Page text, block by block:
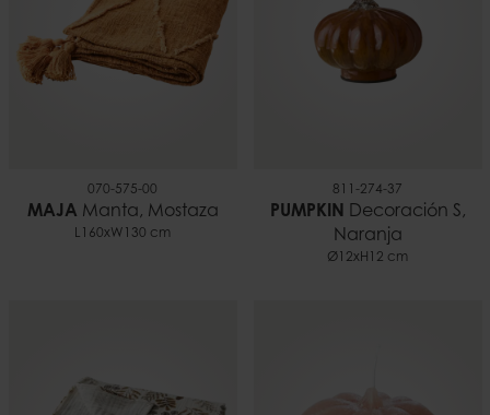
EAN
7332793205069
070-575-00
MAJA Manta, Mostaza
L160xW130 cm
811-274-37
PUMPKIN Decoración S,
Naranja
Ø12xH12 cm